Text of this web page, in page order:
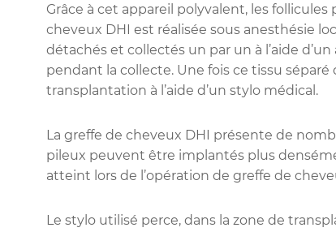
Grâce à cet appareil polyvalent, les
cheveux DHI est réalisée sous anesthésie
détachés et collectés un par un à l’aide
pendant la collecte. Une fois ce tissu
transplantation à l’aide d’un stylo médical.
La greffe de cheveux DHI présente de
pileux peuvent être implantés plus
atteint lors de l’opération de greffe de
Le stylo utilisé perce, dans la zone de